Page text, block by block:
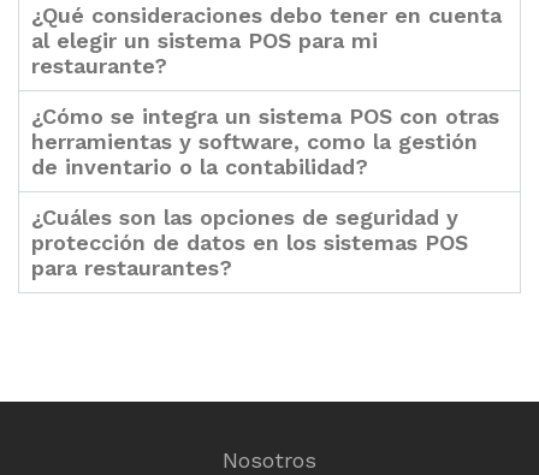
¿Qué consideraciones debo tener en cuenta
al elegir un sistema POS para mi
restaurante?
¿Cómo se integra un sistema POS con otras
herramientas y software, como la gestión
de inventario o la contabilidad?
¿Cuáles son las opciones de seguridad y
protección de datos en los sistemas POS
para restaurantes?
Nosotros